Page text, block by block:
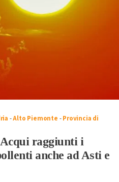
-Alto Piemonte -Provincia di
raggiunti i
anche ad Asti e